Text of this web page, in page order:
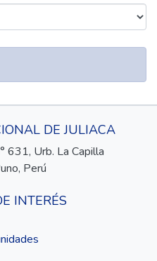
DE JULIACA
631, Urb. La Capilla
Perú
INTERÉS